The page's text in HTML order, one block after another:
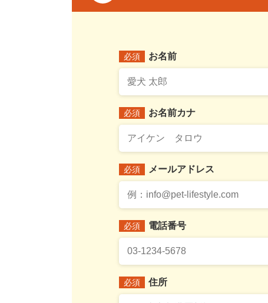
必須 お名前
必須 お名前カナ
必須 メールアドレス
必須 電話番号
必須 住所